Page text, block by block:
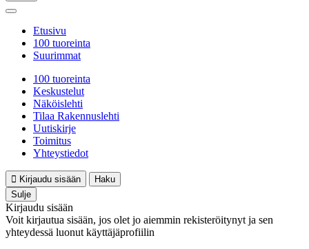
Etusivu
100 tuoreinta
Suurimmat
100 tuoreinta
Keskustelut
Näköislehti
Tilaa Rakennuslehti
Uutiskirje
Toimitus
Yhteystiedot
Kirjaudu sisään
Haku
Sulje
Kirjaudu sisään
Voit kirjautua sisään, jos olet jo aiemmin rekisteröitynyt ja sen
yhteydessä luonut käyttäjäprofiilin